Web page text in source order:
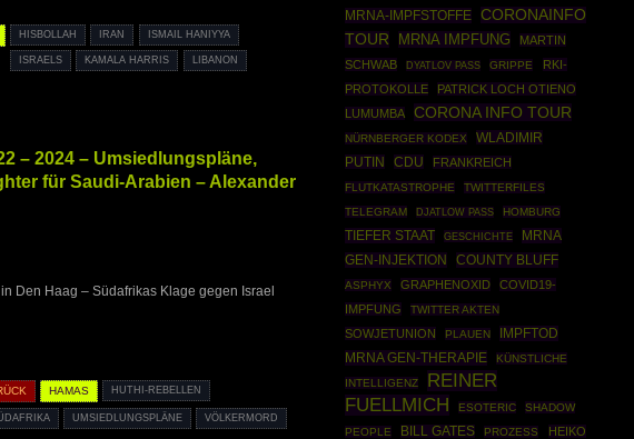
HISBOLLAH IRAN ISMAIL HANIYYA
ISRAELS KAMALA HARRIS LIBANON
– 2024 – Umsiedlungspläne,
für Saudi-Arabien – Alexander
Den Haag – Südafrikas Klage gegen Israel
HAMAS HUTHI-REBELLEN
UMSIEDLUNGSPLÄNE VÖLKERMORD
MRNA-IMPFSTOFFE
CORONAINFO
TOUR
MRNA IMPFUNG
MARTIN
SCHWAB
DYATLOV PASS GRIPPE
RKI-
PROTOKOLLE
PATRICK LOCH OTIENO
LUMUMBA
CORONA INFO TOUR
NÜRNBERGER KODEX
WLADIMIR
PUTIN
CDU FRANKREICH
FLUTKATASTROPHE
TWITTERFILES
TELEGRAM
DJATLOW PASS HOMBURG
TIEFER STAAT GESCHICHTE
MRNA
GEN-INJEKTION
COUNTY BLUFF
ASPHYX GRAPHENOXID
COVID19-
IMPFUNG
TWITTER AKTEN
SOWJETUNION PLAUEN
IMPFTOD
MRNA GEN-THERAPIE
KÜNSTLICHE
INTELLIGENZ
REINER
FUELLMICH
ESOTERIC
SHADOW
PEOPLE
BILL GATES PROZESS
HEIKO